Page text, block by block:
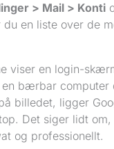
> Mail > Konti
du en liste over de
billedet, ligger
Det siger lidt
og professionellt.